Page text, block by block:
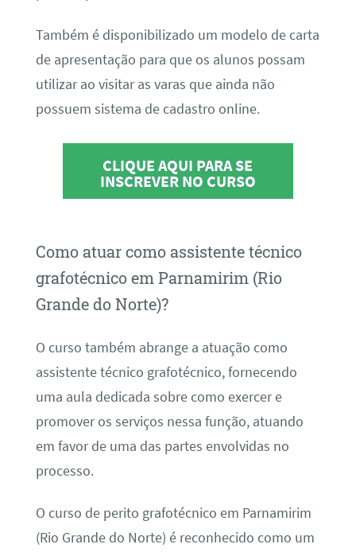
Também é disponibilizado um modelo de carta
de apresentação para que os alunos possam
utilizar ao visitar as varas que ainda não
possuem sistema de cadastro online.
CLIQUE AQUI PARA SE
INSCREVER NO CURSO
Como atuar como assistente técnico
grafotécnico em Parnamirim (Rio
Grande do Norte)?
O curso também abrange a atuação como
assistente técnico grafotécnico, fornecendo
uma aula dedicada sobre como exercer e
promover os serviços nessa função, atuando
em favor de uma das partes envolvidas no
processo.
O curso de perito grafotécnico em Parnamirim
(Rio Grande do Norte) é reconhecido como um